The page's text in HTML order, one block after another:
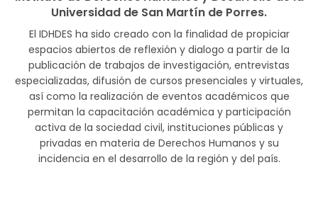
Universidad de San Martín de Porres.
El IDHDES ha sido creado con la finalidad de propiciar
espacios abiertos de reflexión y dialogo a partir de la
publicación de trabajos de investigación, entrevistas
especializadas, difusión de cursos presenciales y virtuales,
así como la realización de eventos académicos que
permitan la capacitación académica y participación
activa de la sociedad civil, instituciones públicas y
privadas en materia de Derechos Humanos y su
incidencia en el desarrollo de la región y del país.